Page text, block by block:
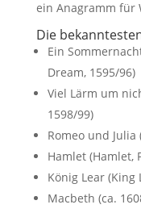
ein Anagramm für
Die
Ein
Dream, 1595/96)
Viel Lärm um
1598/99)
Romeo und Julia
Hamlet (Hamlet,
König Lear (King
Macbeth (ca.